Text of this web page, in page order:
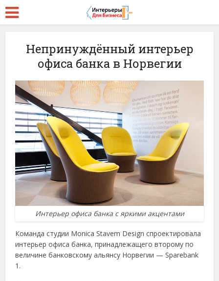
Непринуждённый интерьер
офиса банка в Норвегии
Интерьер офиса банка с яркими акцентами
Команда студии Monica Stavem Design спроектировала
интерьер офиса банка, принадлежащего второму по
величине банковскому альянсу Норвегии — Sparebank
1.